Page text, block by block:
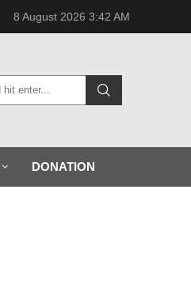
8 August 2026 3:42 AM
DONATION